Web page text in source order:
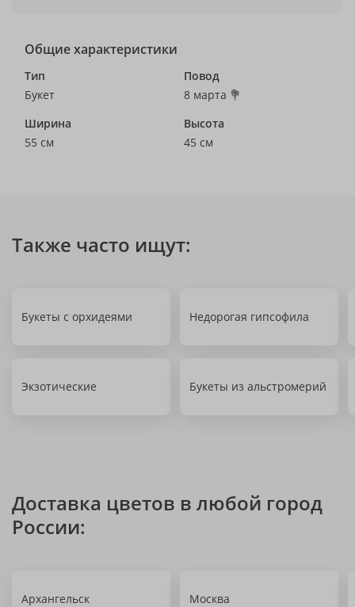
Общие характеристики
Тип
Букет
Повод
8 марта 💐
Ширина
55 см
Высота
45 см
Также часто ищут:
Букеты с орхидеями Недорогая гипсофила
Экзотические Букеты из альстромерий
Доставка цветов в любой город
России:
Архангельск Москва